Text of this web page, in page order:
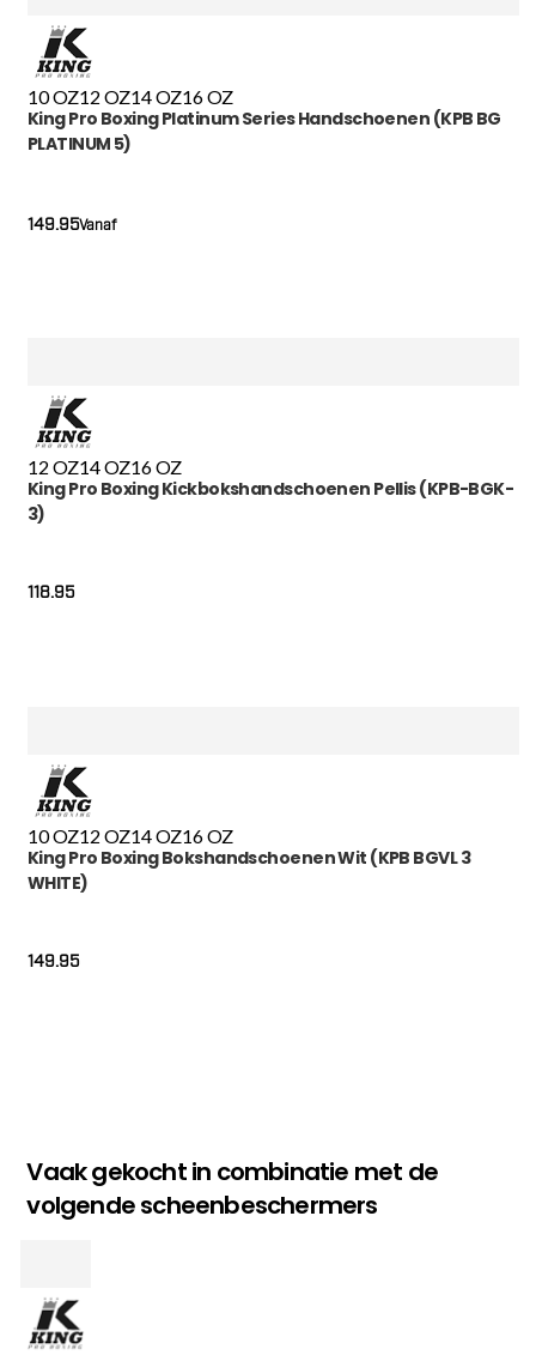
10 OZ12 OZ14 OZ16 OZ
King Pro Boxing Platinum Series Handschoenen (KPB BG
PLATINUM 5)
Vanaf
149.95
12 OZ14 OZ16 OZ
King Pro Boxing Kickbokshandschoenen Pellis (KPB-BGK-
3)
118.95
10 OZ12 OZ14 OZ16 OZ
King Pro Boxing Bokshandschoenen Wit (KPB BGVL 3
WHITE)
149.95
Vaak gekocht in combinatie met de
volgende scheenbeschermers